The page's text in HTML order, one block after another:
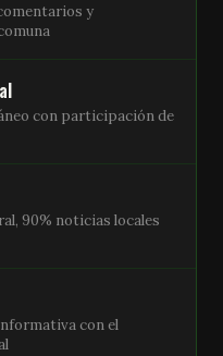
y
con participación de
90% noticias locales
con el